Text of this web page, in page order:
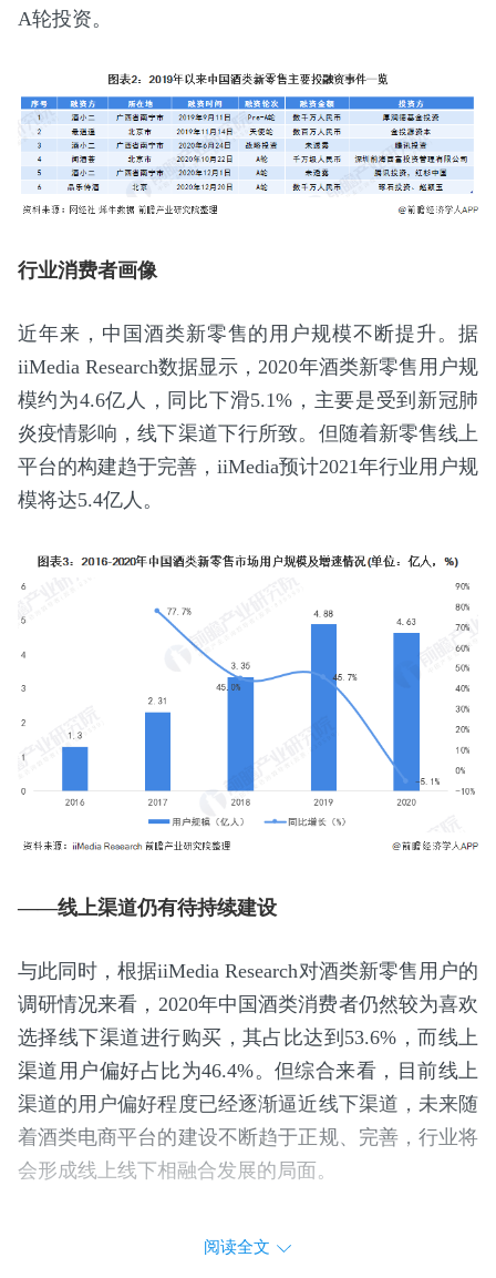
A轮投资。
行业消费者画像
近年来，中国酒类新零售的用户规模不断提升。据
iiMedia Research数据显示，2020年酒类新零售用户规
模约为4.6亿人，同比下滑5.1%，主要是受到新冠肺
炎疫情影响，线下渠道下行所致。但随着新零售线上
平台的构建趋于完善，iiMedia预计2021年行业用户规
模将达5.4亿人。
——线上渠道仍有待持续建设
与此同时，根据iiMedia Research对酒类新零售用户的
调研情况来看，2020年中国酒类消费者仍然较为喜欢
选择线下渠道进行购买，其占比达到53.6%，而线上
渠道用户偏好占比为46.4%。但综合来看，目前线上
渠道的用户偏好程度已经逐渐逼近线下渠道，未来随
着酒类电商平台的建设不断趋于正规、完善，行业将
会形成线上线下相融合发展的局面。
阅读全文